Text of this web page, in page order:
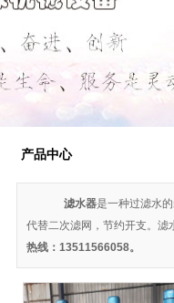
工业过滤器
全自动反冲洗式滤水
器
全自动自清洗式滤水
FZLQ系列全自动滤水
器
ZLSG系列全自动滤水
器
DLS系列全自动滤水
产品中心
滤水器是一种过滤水
代替二次滤网，节约开支。滤
热线：13511566058。